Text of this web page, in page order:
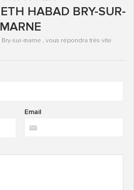
HABAD BRY-SUR-
MARNE
sur-marne , vous répondra très vite
Email